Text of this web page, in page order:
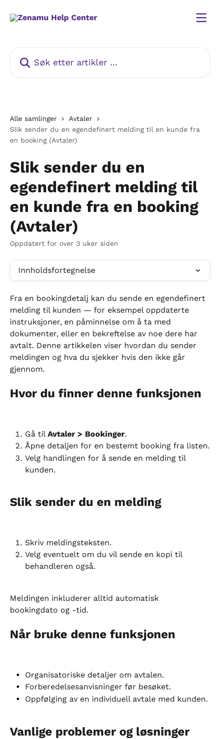
Alle samlinger
Avtaler
Slik sender du en egendefinert melding til en kunde fra
en booking (Avtaler)
Slik sender du en
egendefinert melding til
en kunde fra en booking
(Avtaler)
Oppdatert for over 3 uker siden
Innholdsfortegnelse
Fra en bookingdetalj kan du sende en egendefinert
melding til kunden — for eksempel oppdaterte
instruksjoner, en påminnelse om å ta med
dokumenter, eller en bekreftelse av noe dere har
avtalt. Denne artikkelen viser hvordan du sender
meldingen og hva du sjekker hvis den ikke går
gjennom.
Hvor du finner denne funksjonen
Gå til Avtaler > Bookinger.
Åpne detaljen for en bestemt booking fra listen.
Velg handlingen for å sende en melding til
kunden.
Slik sender du en melding
Skriv meldingsteksten.
Velg eventuelt om du vil sende en kopi til
behandleren også.
Meldingen inkluderer alltid automatisk
bookingdato og -tid.
Når bruke denne funksjonen
Organisatoriske detaljer om avtalen.
Forberedelsesanvisninger før besøket.
Oppfølging av en individuell avtale med kunden.
Vanlige problemer og løsninger